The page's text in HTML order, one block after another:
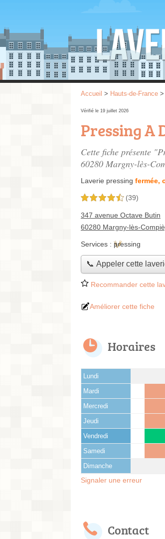
Accueil > Hauts-de-France >
Vérifié le 19 juillet 2026
Pressing A
Cette fiche présente
60280 Margny-lès-
Laverie pressing fermée,
4,5 étoiles sur 5 (39)
347 avenue Octave Butin
60280 Margny-lès-
Services : pressing
📞 Appeler cette
Recommander cette
Améliorer cette fiche
Horaires
Lundi
Mardi
Mercredi
Jeudi
Vendredi
Samedi
Dimanche
Signaler une erreur
Contact